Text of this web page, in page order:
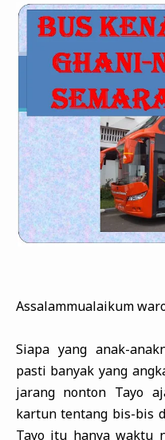
TeknOto
Soal Uang
Sudut Rumah
Blog&Write
Zona Curcol
Ngobrolin Film
Assalammualaikum
Siapa yang anak-
pasti banyak yang
jarang nonton Tayo
kartun tentang bis-bis
Tayo itu hanya waktu